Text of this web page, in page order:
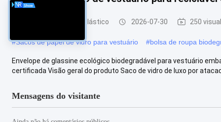
Saco de papel sem plástico 2026-07-30 250
#Sacos de papel de vidro para vestuário #bolsa de roupa
Envelope de glassine ecológico biodegradável para vestuário
certificada Visão geral do produto Saco de vidro de luxo por
Mensagens do visitante